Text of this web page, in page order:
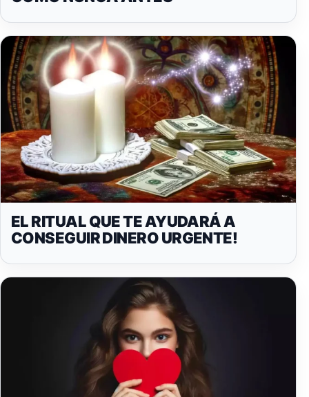
EL RITUAL QUE TE AYUDARÁ A
CONSEGUIR DINERO URGENTE!